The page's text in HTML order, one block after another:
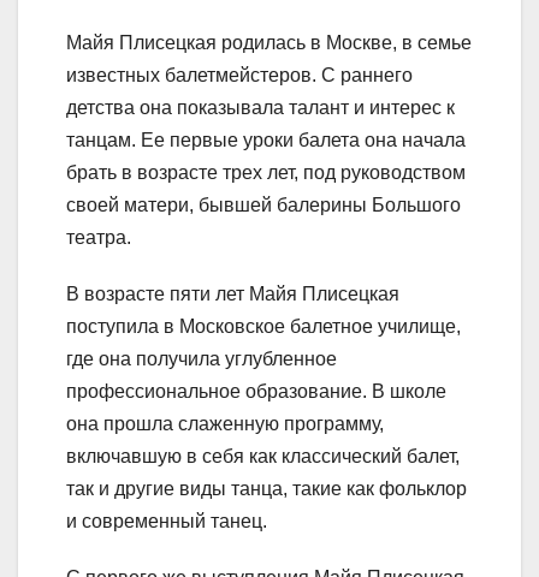
Майя Плисецкая родилась в Москве, в семье
известных балетмейстеров. С раннего
детства она показывала талант и интерес к
танцам. Ее первые уроки балета она начала
брать в возрасте трех лет, под руководством
своей матери, бывшей балерины Большого
театра.
В возрасте пяти лет Майя Плисецкая
поступила в Московское балетное училище,
где она получила углубленное
профессиональное образование. В школе
она прошла слаженную программу,
включавшую в себя как классический балет,
так и другие виды танца, такие как фольклор
и современный танец.